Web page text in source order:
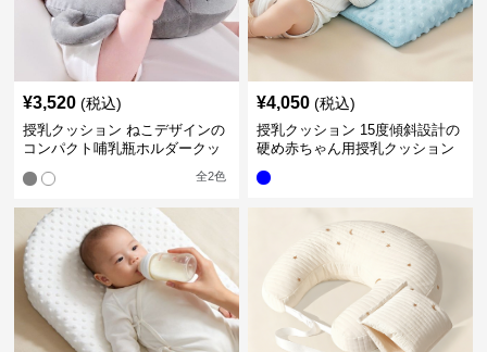
¥3,520 (税込)
授乳クッション ねこデザインの
コンパクト哺乳瓶ホルダークッ
全2色
¥4,050 (税込)
授乳クッション 15度傾斜設計の
硬め赤ちゃん用授乳クッション